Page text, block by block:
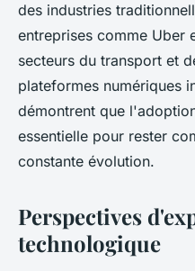
des industries
entreprises comme Uber
secteurs du transport et
plateformes numériques
démontrent que
essentielle pour rester
constante évolution.
Perspectives
technologique